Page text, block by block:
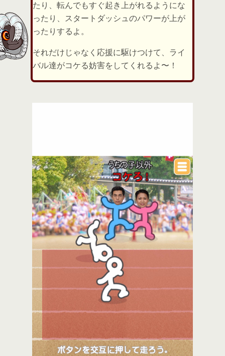
たり、転んでもすぐ起き上がれるようにな
ったり、スタートダッシュのパワーが上が
ったりするよ。
それだけじゃなく応援に駆けつけて、ライ
バル達がコケる妨害をしてくれるよ〜！